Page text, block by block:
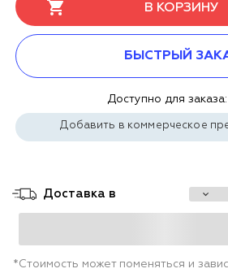
В КОРЗИНУ
БЫСТРЫЙ
Доступно для заказа:
Добавить в коммерческое
Доставка в
*Стоимость может поменяться и